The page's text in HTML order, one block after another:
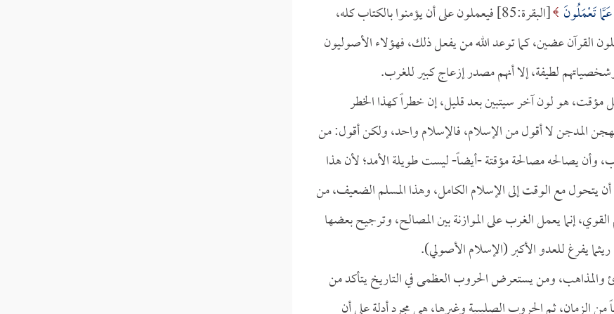
تَعْمَلُونَ
[البقرة:85] فيعملون على أن يؤمنوا بالكتاب كله،
القرآن عضين، كما توعد الله من يفعل ذلك، فهؤلاء الأصوليون
لطيفة، إلا أنهم مصدر إزعاج كبير للغرب.
هو لون آخر سيتبين بعد قليل، إن خطراً كهذا الخطر
المدجن لا أقول من الإسلام، فالإسلام واحد، ولكن أقول: من
وأن يصالحه مصالحة مؤقتة -أيضاً- ليست طويلة الأمد؛ لأن هذا
يتحول مع الوقت إلى الإسلام الكامل، وهذا المسلم الضعيف، من
إنما يعمل الغرب على الموازنة بين المصالح، وترجيح بعضها
يفرغ للعدو الأكبر (الإسلام الأصولي).
والمذاهب، ومن يستعرض الحروب العظمى في التاريخ يتأكد من